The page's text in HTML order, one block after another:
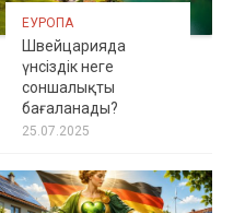
ЕУРОПА
Швейцарияда
үнсіздік неге
соншалықты
бағаланады?
25.07.2025